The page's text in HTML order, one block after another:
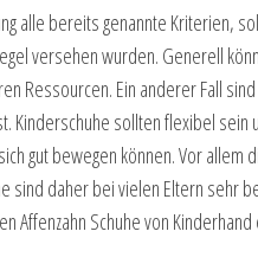
alle bereits genannte Kriterien,
versehen wurden. Generell
Ressourcen. Ein anderer Fall
Kinderschuhe sollten flexibel
gut bewegen können. Vor
sind daher bei vielen Eltern
Affenzahn Schuhe von